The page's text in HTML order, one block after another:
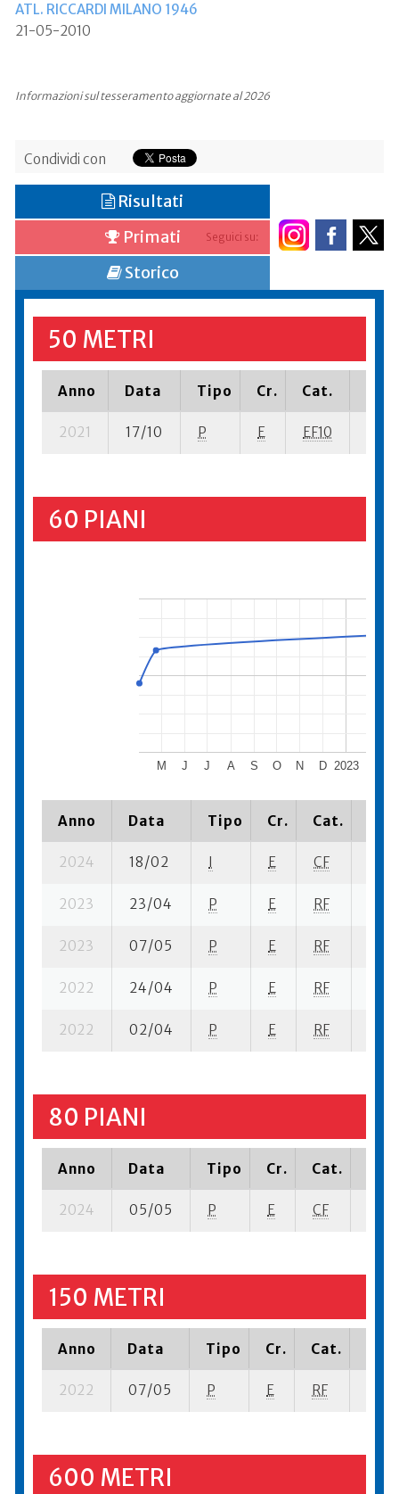
ATL. RICCARDI MILANO 1946
21-05-2010
Informazioni sul tesseramento aggiornate al 2026
Condividi con
Seguici su:
Risultati
Primati
Storico
50 METRI
Anno Data Tipo Cr. Cat.
2021 17/10 P E EF10
60 PIANI
2023
M J J A S O N D
Anno Data Tipo Cr. Cat.
2024 18/02 I E CF
2023 23/04 P E RF
2023 07/05 P E RF
2022 24/04 P E RF
2022 02/04 P E RF
80 PIANI
Anno Data Tipo Cr. Cat.
2024 05/05 P E CF
150 METRI
Anno Data Tipo Cr. Cat.
2022 07/05 P E RF
600 METRI